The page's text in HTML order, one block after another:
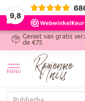
9,8
Geniet van gratis
de €75
MENU